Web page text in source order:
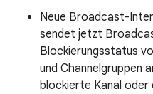
Neue Broadcast-
sendet jetzt
Blockierungsstatus
und Channelgruppen
blockierte Kanal